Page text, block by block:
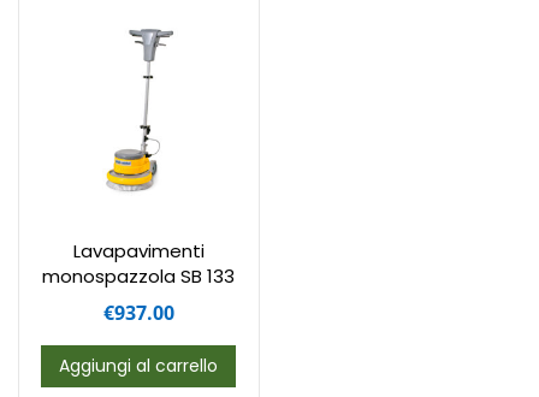
Lavapavimenti
monospazzola SB 133
€937.00
Aggiungi al carrello